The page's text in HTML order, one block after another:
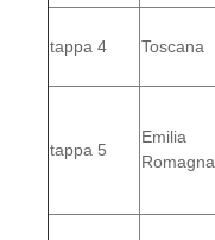
tappa 4 Toscana
tappa 5
Emilia
Romagna